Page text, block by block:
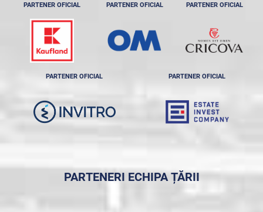
PARTENER OFICIAL PARTENER OFICIAL PARTENER OFICIAL
PARTENER OFICIAL PARTENER OFICIAL
PARTENERI ECHIPA ȚĂRII